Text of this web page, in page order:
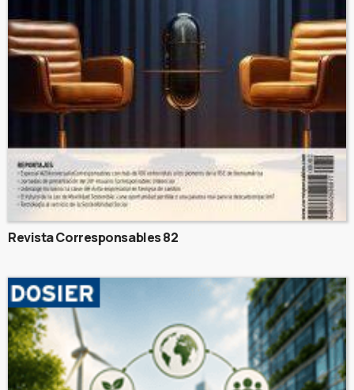
Revista Corresponsables 82